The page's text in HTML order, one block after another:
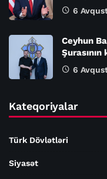
6
Ceyhun
6
Kateqoriyalar
Türk Dövlətləri
Siyasət